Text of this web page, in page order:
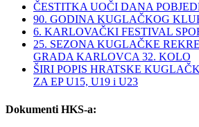
ČESTITKA UOČI DANA
90. GODINA KUGLAČKOG
6. KARLOVAČKI FESTIVAL
25. SEZONA KUGLAČKE
GRADA KARLOVCA 32. KOLO
ŠIRI POPIS HRATSKE
ZA EP U15, U19 i U23
Dokumenti HKS-a: